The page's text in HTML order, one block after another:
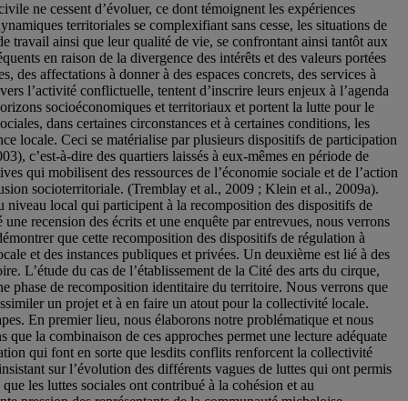
ne cessent d’évoluer, ce dont témoignent les expériences
territoriales se complexifiant sans cesse, les situations de
travail ainsi que leur qualité de vie, se confrontant ainsi tantôt aux
en raison de la divergence des intérêts et des valeurs portées
des affectations à donner à des espaces concrets, des services à
l’activité conflictuelle, tentent d’inscrire leurs enjeux à l’agenda
socioéconomiques et territoriaux et portent la lutte pour le
dans certaines circonstances et à certaines conditions, les
locale. Ceci se matérialise par plusieurs dispositifs de participation
c’est-à-dire des quartiers laissés à eux-mêmes en période de
qui mobilisent des ressources de l’économie sociale et de l’action
socioterritoriale. (Tremblay et al., 2009 ; Klein et al., 2009a).
niveau local qui participent à la recomposition des dispositifs de
recension des écrits et une enquête par entrevues, nous verrons
que cette recomposition des dispositifs de régulation à
et des instances publiques et privées. Un deuxième est lié à des
L’étude du cas de l’établissement de la Cité des arts du cirque,
phase de recomposition identitaire du territoire. Nous verrons que
un projet et à en faire un atout pour la collectivité locale.
En premier lieu, nous élaborons notre problématique et nous
la combinaison de ces approches permet une lecture adéquate
qui font en sorte que lesdits conflits renforcent la collectivité
sur l’évolution des différents vagues de luttes qui ont permis
les luttes sociales ont contribué à la cohésion et au